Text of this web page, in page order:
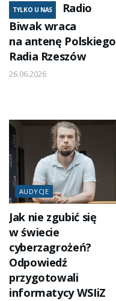
TYLKO U NAS
Radio
Biwak wraca
na antenę Polskiego
Radia Rzeszów
26.06.2026
AUDYCJE
Jak nie zgubić się
w świecie
cyberzagrożeń?
Odpowiedź
przygotowali
informatycy WSIiZ